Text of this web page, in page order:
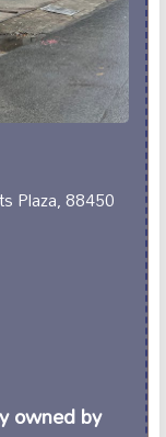
Plaza, 88450
owned by